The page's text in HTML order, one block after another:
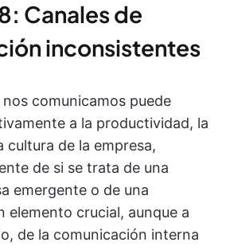
Canales de
inconsistentes
comunicamos puede
a la productividad, la
cultura de la empresa,
de si se trata de una
emergente o de una
elemento crucial, aunque a
de la comunicación interna